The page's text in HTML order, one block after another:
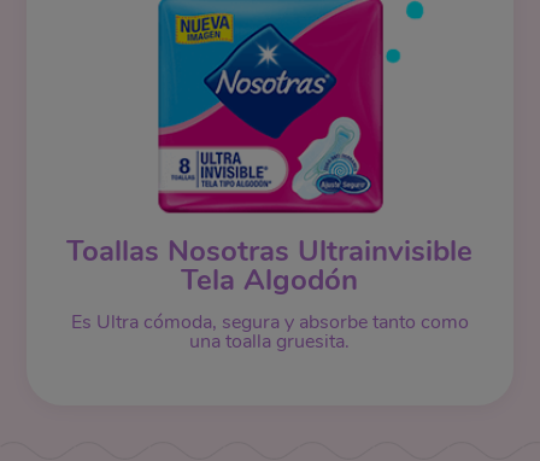
Toallas Nosotras Ultrainvisible
Tela Algodón
Es Ultra cómoda, segura y absorbe tanto como
una toalla gruesita.